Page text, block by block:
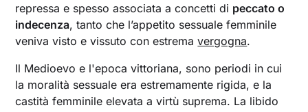
repressa e spesso associata a concetti di peccato o
indecenza, tanto che l’appetito sessuale femminile
veniva visto e vissuto con estremavergogna.
Il Medioevo e l'epoca vittoriana, sono periodi in cui
la moralità sessuale era estremamente rigida, e la
castità femminile elevata a virtù suprema. La libido